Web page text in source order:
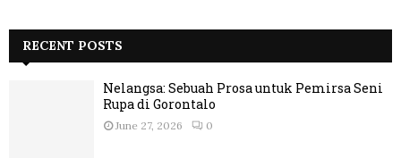
RECENT POSTS
Nelangsa: Sebuah Prosa untuk Pemirsa Seni
Rupa di Gorontalo
June 27, 2026 0